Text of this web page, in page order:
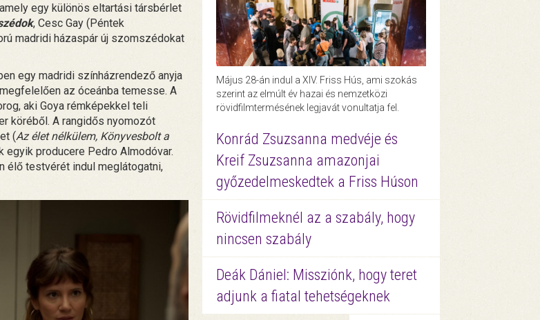
egy különös eltartási társbérlet
, Cesc Gay (Péntek
madridi házaspár új szomszédokat
egy madridi színházrendező anyja
az óceánba temesse. A
aki Goya rémképekkel teli
köréből. A rangidős nyomozót
(Az élet nélkülem, Könyvesbolt a
egyik producere Pedro Almodóvar.
élő testvérét indul meglátogatni,
Május 28-án indul a XIV. Friss Hús, ami szokás
szerint az elmúlt év hazai és nemzetközi
rövidfilmtermésének legjavát vonultatja fel.
Konrád Zsuzsanna medvéje és
Kreif Zsuzsanna amazonjai
győzedelmeskedtek a Friss Húson
Rövidfilmeknél az a szabály, hogy
nincsen szabály
Deák Dániel: Missziónk, hogy teret
adjunk a fiatal tehetségeknek